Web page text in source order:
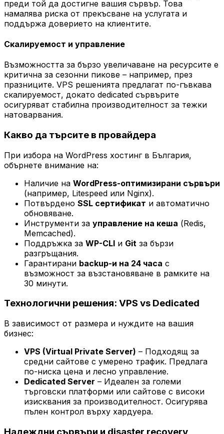
преди той да достигне вашия сървър. Това
намалява риска от прекъсване на услугата и
поддържа доверието на клиентите.
Скалируемост и управление
Възможността за бързо увеличаване на ресурсите е
критична за сезонни пикове – например, през
празниците. VPS решенията предлагат по-гъвкава
скалируемост, докато dedicated сървърите
осигуряват стабилна производителност за тежки
натоварвания.
Какво да търсите в провайдера
При избора на WordPress хостинг в България,
обърнете внимание на:
Наличие на WordPress-оптимизирани сървъри
(например, Litespeed или Nginx).
Потвърдено SSL сертификат и автоматично
обновяване.
Инструменти за управление на кеша (Redis,
Memcached).
Поддръжка за WP-CLI и Git за бързи
разгръщания.
Гарантирани backup-и на 24 часа с
възможност за възстановяване в рамките на
30 минути.
Технологични решения: VPS vs Dedicated
В зависимост от размера и нуждите на вашия
бизнес:
VPS (Virtual Private Server) – Подходящ за
средни сайтове с умерено трафик. Предлага
по-ниска цена и лесно управление.
Dedicated Server – Идеален за големи
търговски платформи или сайтове с високи
изисквания за производителност. Осигурява
пълен контрол върху хардуера.
Надеждни сървъри и disaster recovery